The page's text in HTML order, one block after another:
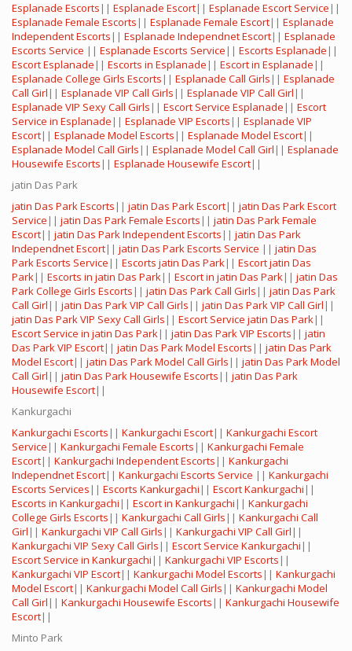
Esplanade Escorts || Esplanade Escort|| Esplanade Escort Service ||
Esplanade Female Escorts || Esplanade Female Escort|| Esplanade
Independent Escorts || Esplanade Independnet Escort|| Esplanade
Escorts Service || Esplanade Escorts Service || Escorts Esplanade ||
Escort Esplanade || Escorts in Esplanade || Escort in Esplanade ||
Esplanade College Girls Escorts || Esplanade Call Girls || Esplanade
Call Girl || Esplanade VIP Call Girls || Esplanade VIP Call Girl ||
Esplanade VIP Sexy Call Girls || Escort Service Esplanade || Escort
Service in Esplanade || Esplanade VIP Escorts || Esplanade VIP
Escort|| Esplanade Model Escorts || Esplanade Model Escort||
Esplanade Model Call Girls || Esplanade Model Call Girl || Esplanade
Housewife Escorts || Esplanade Housewife Escort||
jatin Das Park
jatin Das Park Escorts || jatin Das Park Escort|| jatin Das Park Escort
Service || jatin Das Park Female Escorts || jatin Das Park Female
Escort|| jatin Das Park Independent Escorts || jatin Das Park
Independnet Escort|| jatin Das Park Escorts Service || jatin Das
Park Escorts Service || Escorts jatin Das Park|| Escort jatin Das
Park|| Escorts in jatin Das Park|| Escort in jatin Das Park|| jatin Das
Park College Girls Escorts || jatin Das Park Call Girls || jatin Das Park
Call Girl || jatin Das Park VIP Call Girls || jatin Das Park VIP Call Girl ||
jatin Das Park VIP Sexy Call Girls || Escort Service jatin Das Park||
Escort Service in jatin Das Park|| jatin Das Park VIP Escorts || jatin
Das Park VIP Escort|| jatin Das Park Model Escorts || jatin Das Park
Model Escort|| jatin Das Park Model Call Girls || jatin Das Park Model
Call Girl || jatin Das Park Housewife Escorts || jatin Das Park
Housewife Escort||
Kankurgachi
Kankurgachi Escorts || Kankurgachi Escort|| Kankurgachi Escort
Service || Kankurgachi Female Escorts || Kankurgachi Female
Escort|| Kankurgachi Independent Escorts || Kankurgachi
Independnet Escort|| Kankurgachi Escorts Service || Kankurgachi
Escorts Services || Escorts Kankurgachi || Escort Kankurgachi ||
Escorts in Kankurgachi || Escort in Kankurgachi || Kankurgachi
College Girls Escorts || Kankurgachi Call Girls || Kankurgachi Call
Girl || Kankurgachi VIP Call Girls || Kankurgachi VIP Call Girl ||
Kankurgachi VIP Sexy Call Girls || Escort Service Kankurgachi ||
Escort Service in Kankurgachi || Kankurgachi VIP Escorts ||
Kankurgachi VIP Escort|| Kankurgachi Model Escorts || Kankurgachi
Model Escort|| Kankurgachi Model Call Girls || Kankurgachi Model
Call Girl || Kankurgachi Housewife Escorts || Kankurgachi Housewife
Escort||
Minto Park